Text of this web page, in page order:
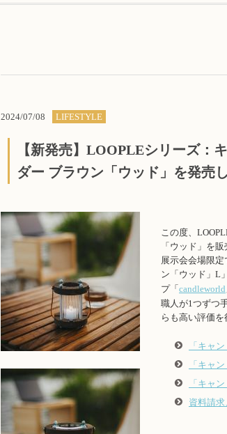
2024/07/08 LIFESTYLE
【新発売】LOOPLEシリーズ：
ダー ブラウン「ウッド」を発売
この度、
「ウッド」を販
展示会会場限
ン「ウッド」L
プ「 candleworld
職人が1つずつ
らも高い評価を
「キャ
「キャ
「キャ
資料請